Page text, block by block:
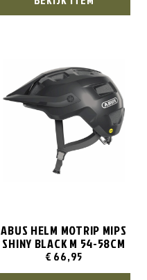
ABUS HELM MOTRIP MIPS
SHINY BLACK M 54-58CM
€ 66,95